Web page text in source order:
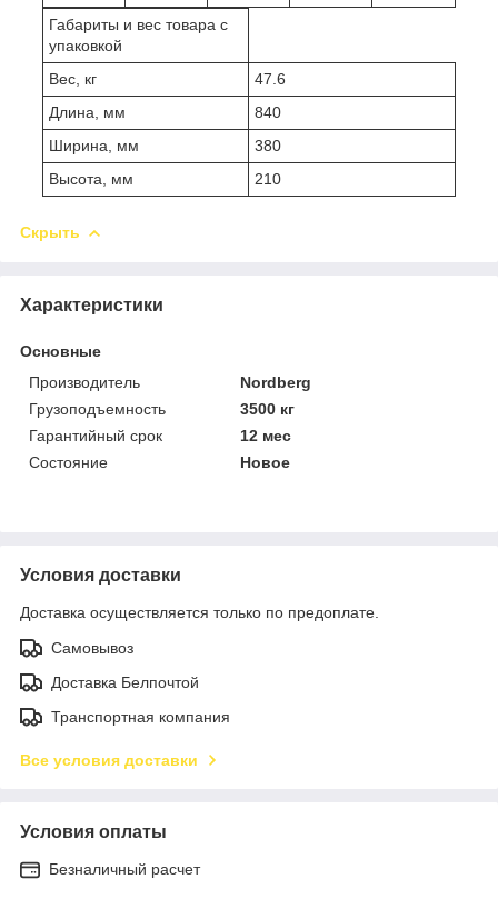
Габариты и вес товара с
упаковкой
Вес, кг
47.6
Длина, мм
840
Ширина, мм
380
Высота, мм
210
Скрыть
Характеристики
Основные
Производитель
Nordberg
Грузоподъемность
3500 кг
Гарантийный срок
12 мес
Состояние
Новое
Условия доставки
Доставка осуществляется только по предоплате.
Самовывоз
Доставка Белпочтой
Транспортная компания
Все условия доставки
Условия оплаты
Безналичный расчет